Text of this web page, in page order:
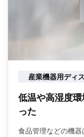
産業機器用ディ
低温や高湿度
った
食品管理などの機